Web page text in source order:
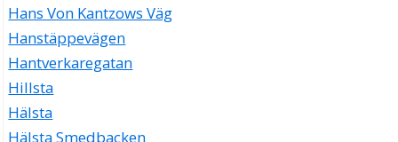
Hans Von Kantzows Väg
Hanstäppevägen
Hantverkaregatan
Hillsta
Hälsta
Hälsta Smedbacken